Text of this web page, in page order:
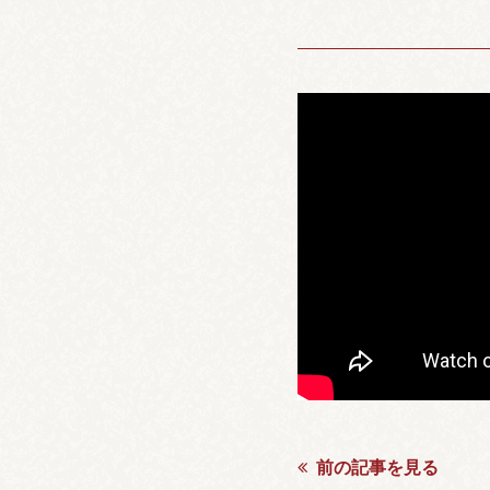
前の記事を見る